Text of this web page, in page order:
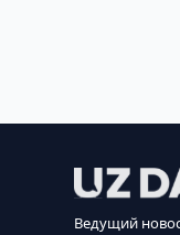
Ведущий